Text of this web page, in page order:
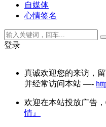
自媒体
心情签名
登录
真诚欢迎您的来访，
并经常访问本站 —-
欢迎在本站投放广告
情』